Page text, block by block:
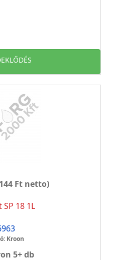
Ft netto)
18 1L
Kroon
5+ db